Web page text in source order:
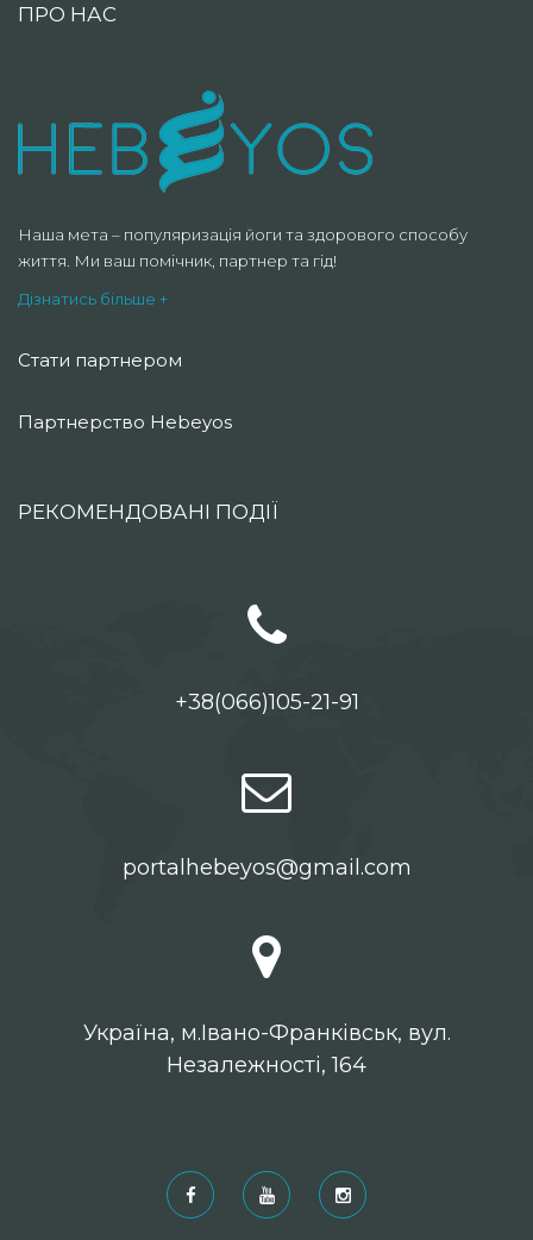
ПРО НАС
Наша мета – популяризація йоги та здорового способу
життя. Ми ваш помічник, партнер та гід!
Дізнатись більше +
Стати партнером
Партнерство Hebeyos
РЕКОМЕНДОВАНІ ПОДІЇ
+38(066)105-21-91
portalhebeyos@gmail.com
Українa, м.Івано-Франківськ, вул.
Незалежності, 164